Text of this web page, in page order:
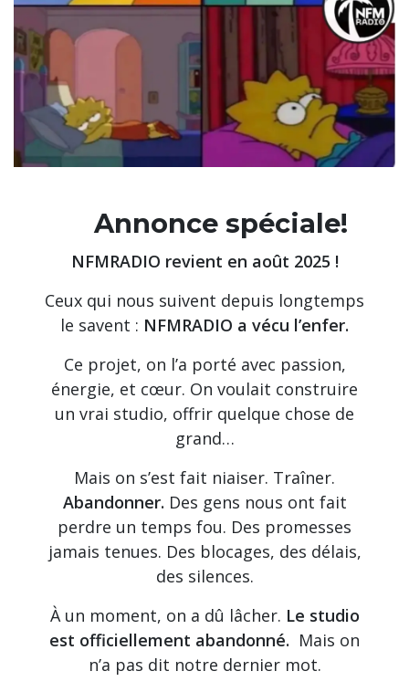
Annonce spéciale!
NFMRADIO revient en août 2025 !
Ceux qui nous suivent depuis longtemps
le savent : NFMRADIO a vécu l’enfer.
Ce projet, on l’a porté avec passion,
énergie, et cœur. On voulait construire
un vrai studio, offrir quelque chose de
grand…
Mais on s’est fait niaiser. Traîner.
Abandonner. Des gens nous ont fait
perdre un temps fou. Des promesses
jamais tenues. Des blocages, des délais,
des silences.
À un moment, on a dû lâcher. Le studio
est officiellement abandonné. Mais on
n’a pas dit notre dernier mot.